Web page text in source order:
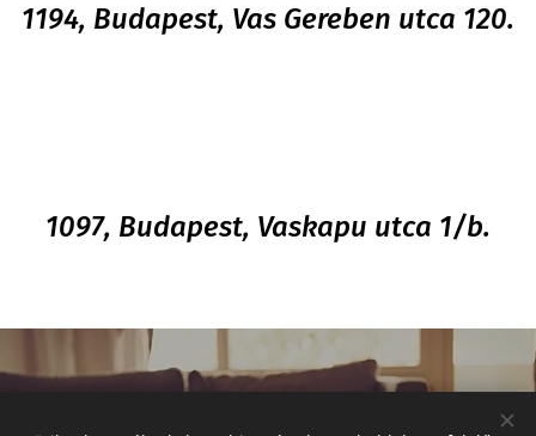
1194, Budapest, Vas Gereben utca 120.
1097, Budapest, Vaskapu utca 1/b.